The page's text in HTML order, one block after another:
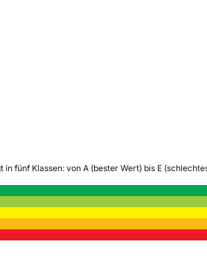
in fünf Klassen: von A (bester Wert) bis E